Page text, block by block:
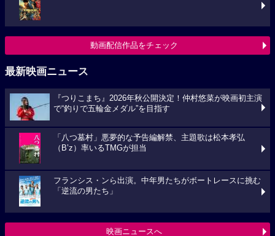
動画配信作品をチェック
最新映画ニュース
『つりこまち』2026年秋公開決定！仲村悠菜が映画初主演
で“釣りで五輪金メダル”を目指す
「八つ墓村」悪夢的な予告編解禁、主題歌は松本孝弘
（B’z）率いるTMGが担当
フランシス・ンら出演。中年男たちがボートレースに挑む
「逆流の男たち」
映画ニュースへ